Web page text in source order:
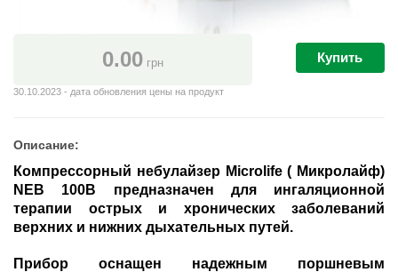
0.00грн
30.10.2023 - дата обновления цены на продукт
Купить
Описание:
Компрессорный небулайзер Microlife ( Микролайф)
NEB 100B
предназначен для ингаляционной
терапии острых и хронических заболеваний
верхних и нижних дыхательных путей.
Прибор оснащен надежным поршневым